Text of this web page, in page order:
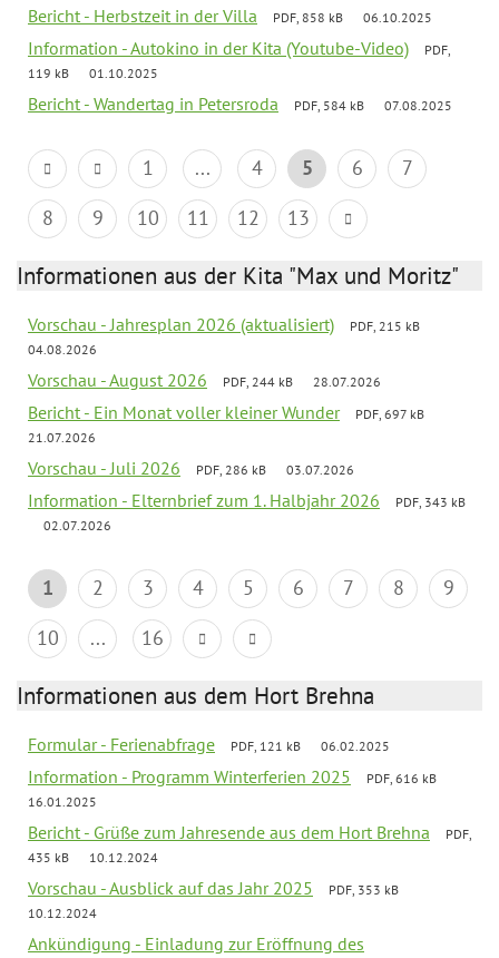
Bericht - Herbstzeit in der Villa PDF, 858 kB 06.10.2025
Information - Autokino in der Kita (Youtube-Video)
PDF,
119 kB
01.10.2025
Bericht - Wandertag in Petersroda PDF, 584 kB 07.08.2025
1 ... 4 5 6
7
8
9 10 11 12 13
Informationen aus der Kita "Max und Moritz"
Vorschau - Jahresplan 2026 (aktualisiert)
PDF, 215 kB
04.08.2026
Vorschau - August 2026 PDF, 244 kB 28.07.2026
Bericht - Ein Monat voller kleiner Wunder
PDF, 697 kB
21.07.2026
Vorschau - Juli 2026 PDF, 286 kB 03.07.2026
Information - Elternbrief zum 1. Halbjahr 2026
PDF, 343 kB
02.07.2026
1 2 3 4 5 6 7 8
9
10
... 16
Informationen aus dem Hort Brehna
Formular - Ferienabfrage PDF, 121 kB 06.02.2025
Information - Programm Winterferien 2025
PDF, 616 kB
16.01.2025
Bericht - Grüße zum Jahresende aus dem Hort Brehna
PDF,
435 kB
10.12.2024
Vorschau - Ausblick auf das Jahr 2025
PDF, 353 kB
10.12.2024
Ankündigung - Einladung zur Eröffnung des